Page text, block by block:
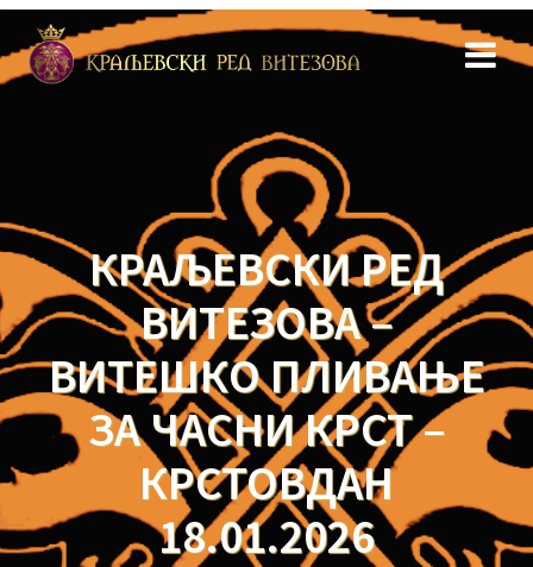
Skip
to
content
КРАЉЕВСКИ РЕД
ВИТЕЗОВА –
ВИТЕШКО ПЛИВАЊЕ
ЗА ЧАСНИ КРСТ –
КРСТОВДАН
18.01.2026